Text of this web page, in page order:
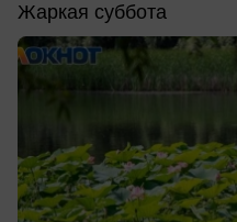
Жаркая суббота